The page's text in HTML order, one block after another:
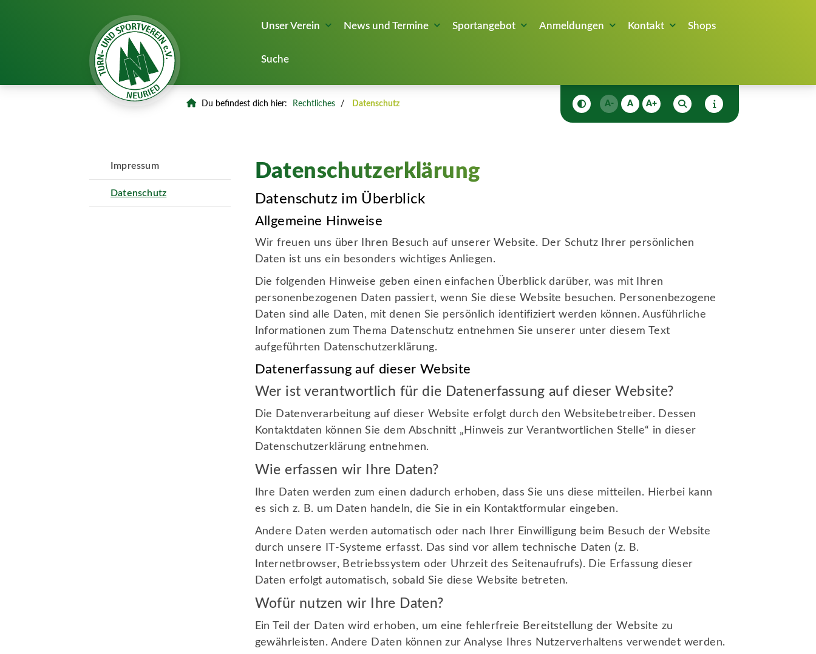
Unser Verein News und Termine Sportangebot Anmeldungen Kontakt Shops
Suche
A- A A+
Du befindest dich hier: Rechtliches Datenschutz
Datenschutzerklärung
Datenschutz im Überblick
Allgemeine Hinweise
Wir freuen uns über Ihren Besuch auf unserer Website. Der Schutz Ihrer persönlichen
Daten ist uns ein besonders wichtiges Anliegen.
Die folgenden Hinweise geben einen einfachen Überblick darüber, was mit Ihren
personenbezogenen Daten passiert, wenn Sie diese Website besuchen. Personenbezogene
Daten sind alle Daten, mit denen Sie persönlich identifiziert werden können. Ausführliche
Informationen zum Thema Datenschutz entnehmen Sie unserer unter diesem Text
aufgeführten Datenschutzerklärung.
Datenerfassung auf dieser Website
Wer ist verantwortlich für die Datenerfassung auf dieser Website?
Die Datenverarbeitung auf dieser Website erfolgt durch den Websitebetreiber. Dessen
Kontaktdaten können Sie dem Abschnitt „Hinweis zur Verantwortlichen Stelle“ in dieser
Datenschutzerklärung entnehmen.
Wie erfassen wir Ihre Daten?
Ihre Daten werden zum einen dadurch erhoben, dass Sie uns diese mitteilen. Hierbei kann
es sich z. B. um Daten handeln, die Sie in ein Kontaktformular eingeben.
Andere Daten werden automatisch oder nach Ihrer Einwilligung beim Besuch der Website
durch unsere IT-Systeme erfasst. Das sind vor allem technische Daten (z. B.
Internetbrowser, Betriebssystem oder Uhrzeit des Seitenaufrufs). Die Erfassung dieser
Daten erfolgt automatisch, sobald Sie diese Website betreten.
Wofür nutzen wir Ihre Daten?
Ein Teil der Daten wird erhoben, um eine fehlerfreie Bereitstellung der Website zu
gewährleisten. Andere Daten können zur Analyse Ihres Nutzerverhaltens verwendet werden.
Impressum
Datenschutz
Wichtiges Infos
Prävention sexueller Gewalt
Unser Ethikkodex
Service
Alles zur Mitgliedschaft